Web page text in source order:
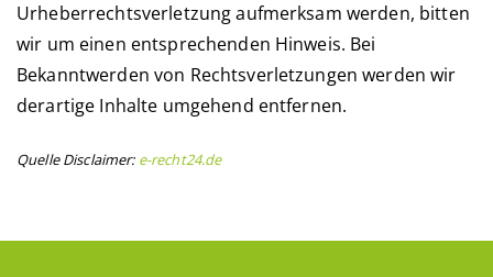
Urheberrechtsverletzung aufmerksam werden, bitten
wir um einen entsprechenden Hinweis. Bei
Bekanntwerden von Rechtsverletzungen werden wir
derartige Inhalte umgehend entfernen.
Quelle Disclaimer: e-recht24.de